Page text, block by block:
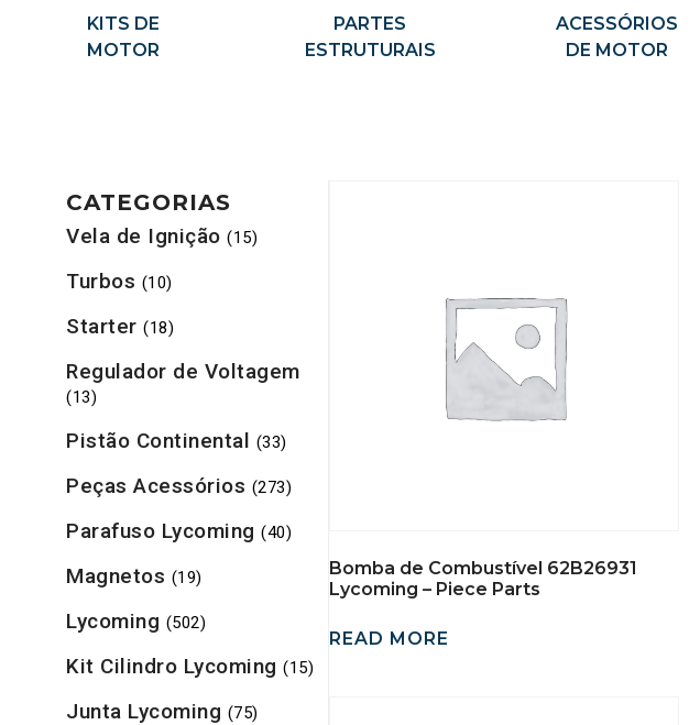
KITS DE
MOTOR
PARTES
ESTRUTURAIS
ACESSÓRIOS
DE MOTOR
CATEGORIAS
Vela de Ignição (15)
Turbos (10)
Starter (18)
Regulador de Voltagem
(13)
Pistão Continental (33)
Peças Acessórios (273)
Parafuso Lycoming (40)
Magnetos (19)
Lycoming (502)
Kit Cilindro Lycoming (15)
Junta Lycoming (75)
Bomba de Combustível 62B26931
Lycoming – Piece Parts
READ MORE